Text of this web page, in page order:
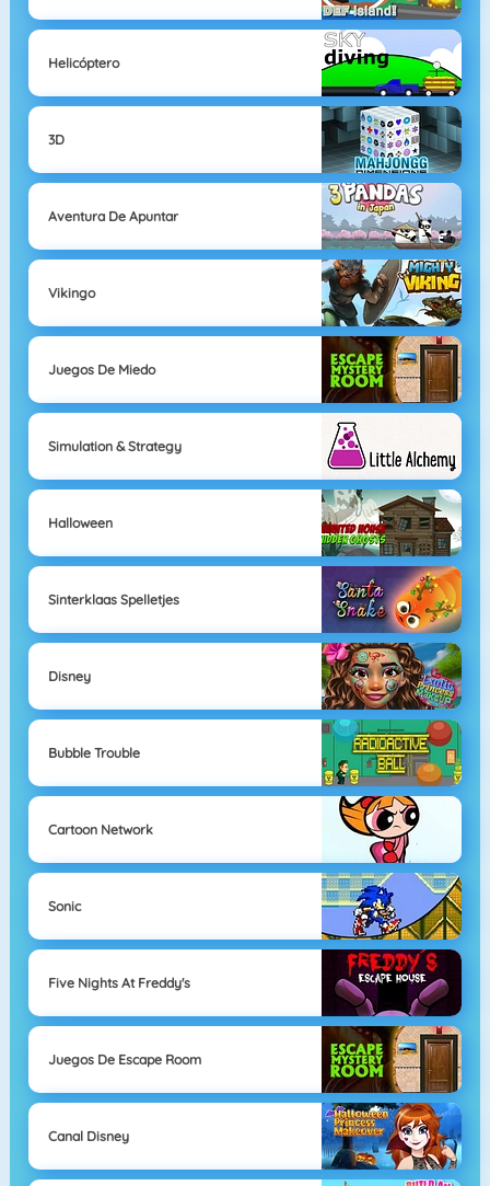
Helicóptero
3D
Aventura De Apuntar
Vikingo
Juegos De Miedo
Simulation & Strategy
Halloween
Sinterklaas Spelletjes
Disney
Bubble Trouble
Cartoon Network
Sonic
Five Nights At Freddy's
Juegos De Escape Room
Canal Disney